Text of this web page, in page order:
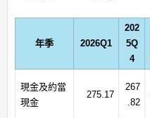
年季 2026Q1
202
5Q
4
現金及約當
現金
275.17
267
.82